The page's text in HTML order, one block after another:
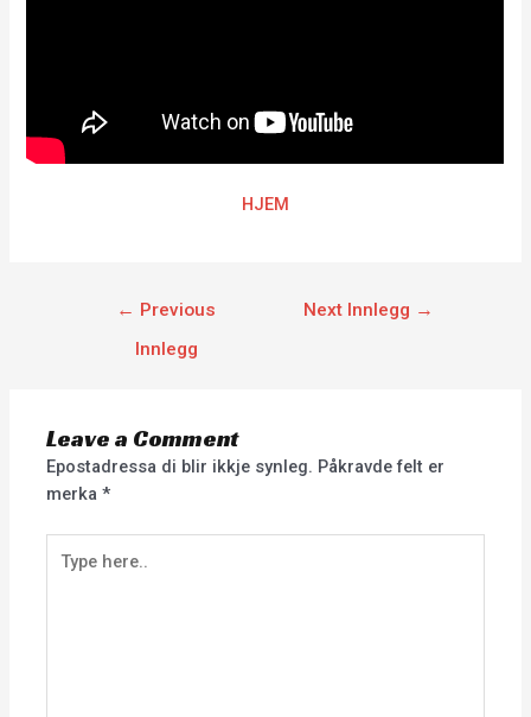
HJEM
← Previous
Innlegg
Next Innlegg →
Leave a Comment
Epostadressa di blir ikkje synleg. Påkravde felt er
merka*
here..